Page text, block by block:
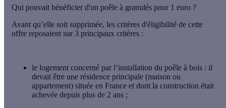
Qui pouvait bénéficier d'un poêle à granulés pour 1 euro ?
Avant qu’elle soit supprimée, les critères d'éligibilité de cette
offre reposaient sur 3 principaux critères :
le logement concerné par l’installation du poêle à bois : il
devait être une résidence principale (maison ou
appartement) située en France et dont la construction était
achevée depuis plus de 2 ans ;